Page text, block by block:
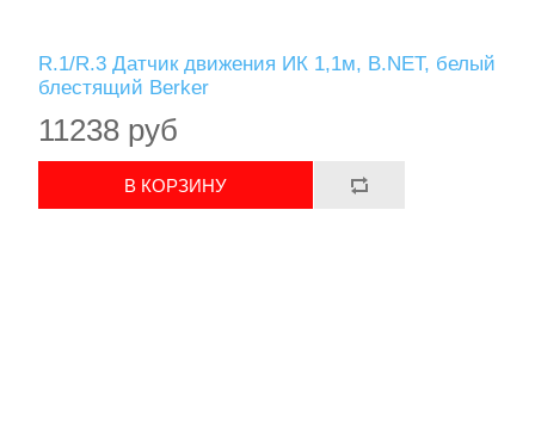
R.1/R.3 Датчик движения ИК 1,1м, B.NET, белый
блестящий Berker
11238 руб